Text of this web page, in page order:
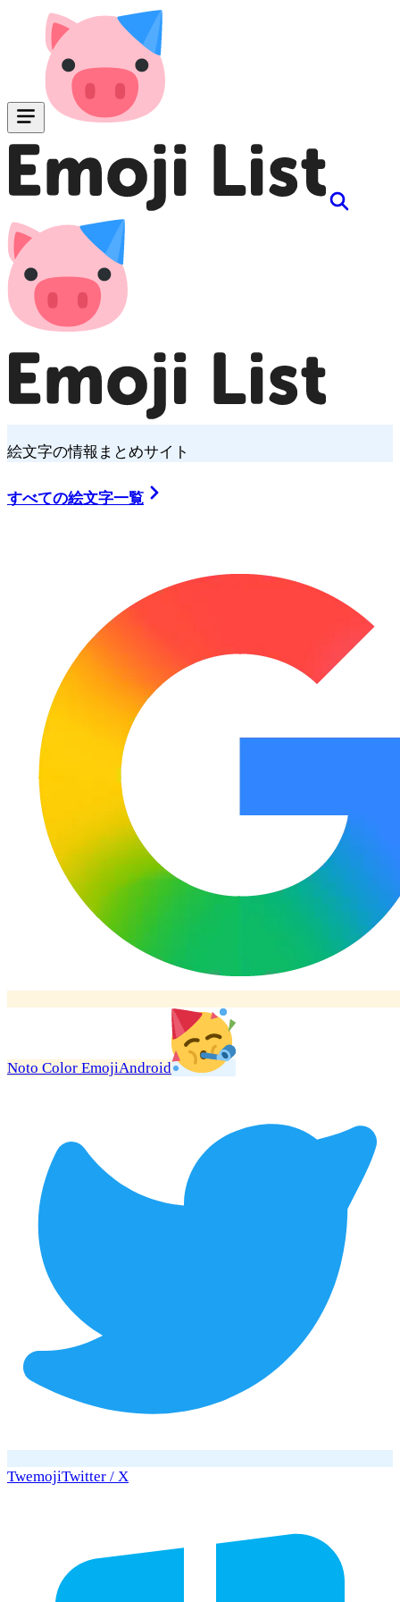
絵文字の情報まとめサイト
すべての絵文字一覧
Noto Color EmojiAndroid
TwemojiTwitter / X